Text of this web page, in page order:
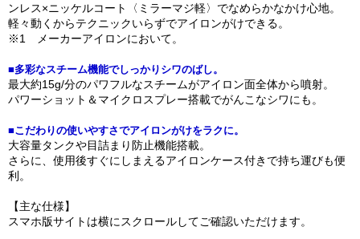
ンレス×ニッケルコート〈ミラーマジ軽〉でなめらかなかけ心地。
軽々動くからテクニックいらずでアイロンがけできる。
※1 メーカーアイロンにおいて。
■多彩なスチーム機能でしっかりシワのばし。
最大約15g/分のパワフルなスチームがアイロン面全体から噴射。
パワーショット＆マイクロスプレー搭載でがんこなシワにも。
■こだわりの使いやすさでアイロンがけをラクに。
大容量タンクや目詰まり防止機能搭載。
さらに、使用後すぐにしまえるアイロンケース付きで持ち運びも便
利。
【主な仕様】
スマホ版サイトは横にスクロールしてご確認いただけます。